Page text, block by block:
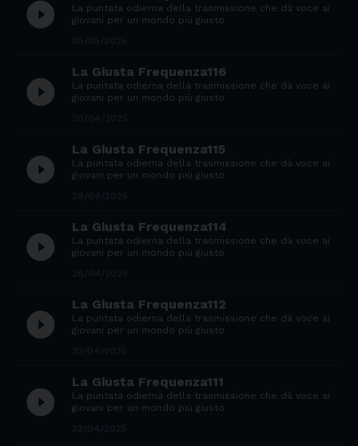
play_circle_filled
La puntata odierna della trasmissione che dà voce ai
giovani per un mondo più giusto
play_circle_filled
La Giusta Frequenza116
La puntata odierna della trasmissione che dà voce ai
giovani per un mondo più giusto
play_circle_filled
La Giusta Frequenza115
La puntata odierna della trasmissione che dà voce ai
giovani per un mondo più giusto
play_circle_filled
La Giusta Frequenza114
La puntata odierna della trasmissione che dà voce ai
giovani per un mondo più giusto
play_circle_filled
La Giusta Frequenza112
La puntata odierna della trasmissione che dà voce ai
giovani per un mondo più giusto
play_circle_filled
La Giusta Frequenza111
La puntata odierna della trasmissione che dà voce ai
giovani per un mondo più giusto